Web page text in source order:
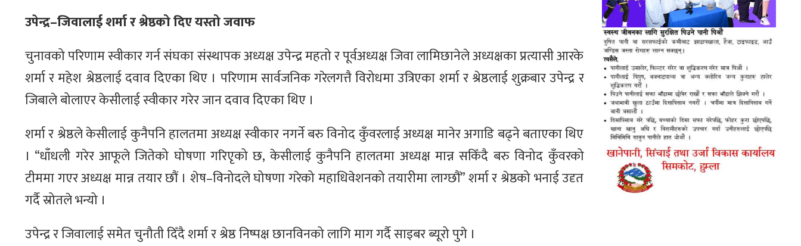
उपेन्द्र–जिवालाई शर्मा र श्रेष्ठको दिए यस्तो जवाफ
चुनावको परिणाम स्वीकार गर्न संघका संस्थापक अध्यक्ष उपेन्द्र महतो र पूर्वअध्यक्ष जिवा लामिछानेले अध्यक्षका प्रत्यासी आरके
शर्मा र महेश श्रेष्ठलाई दवाव दिएका थिए । परिणाम सार्वजनिक गरेलगत्तै विरोधमा उत्रिएका शर्मा र श्रेष्ठलाई शुक्रबार उपेन्द्र र
जिबाले बोलाएर केसीलाई स्वीकार गरेर जान दवाव दिएका थिए ।
शर्मा र श्रेष्ठले केसीलाई कुनैपनि हालतमा अध्यक्ष स्वीकार नगर्ने बरु विनोद कुँवरलाई अध्यक्ष मानेर अगाडि बढ्ने बताएका थिए
। “धाँधली गरेर आफूले जितेको घोषणा गरिएृको छ, केसीलाई कुनैपनि हालतमा अध्यक्ष मान्न सकिँदै बरु विनोद कुँवरको
टीममा गएर अध्यक्ष मान्न तयार छौं । शेष–विनोदले घोषणा गरेको महाधिवेशनको तयारीमा लाग्छौं” शर्मा र श्रेष्ठको भनाई उदृत
गर्दै स्रोतले भन्यो ।
उपेन्द्र र जिवालाई समेत चुनौती दिँदै शर्मा र श्रेष्ठ निष्पक्ष छानविनको लागि माग गर्दै साइबर ब्यूरो पुगे ।